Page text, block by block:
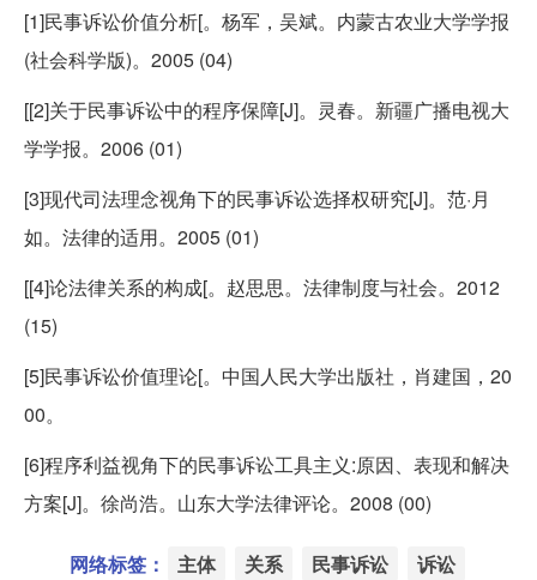
[1]民事诉讼价值分析[。杨军，吴斌。内蒙古农业大学学报
(社会科学版)。2005 (04)
[[2]关于民事诉讼中的程序保障[J]。灵春。新疆广播电视大
学学报。2006 (01)
[3]现代司法理念视角下的民事诉讼选择权研究[J]。范·月
如。法律的适用。2005 (01)
[[4]论法律关系的构成[。赵思思。法律制度与社会。2012
(15)
[5]民事诉讼价值理论[。中国人民大学出版社，肖建国，20
00。
[6]程序利益视角下的民事诉讼工具主义:原因、表现和解决
方案[J]。徐尚浩。山东大学法律评论。2008 (00)
网络标签： 主体 关系 民事诉讼 诉讼